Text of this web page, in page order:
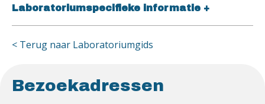
Laboratoriumspecifieke informatie +
< Terug naar Laboratoriumgids
Bezoekadressen